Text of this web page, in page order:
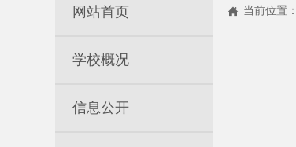
 当前位置：
网站首页
学校概况
信息公开